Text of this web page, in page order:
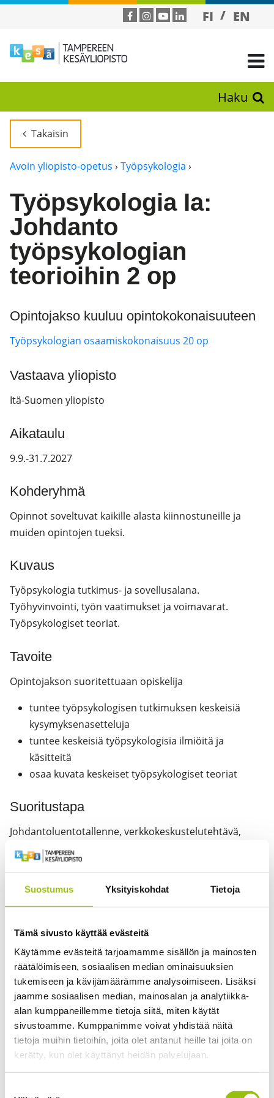
Suostumus Yksityiskohdat Tietoja
Tämä sivusto käyttää evästeitä
Käytämme evästeitä tarjoamamme sisällön ja mainosten
räätälöimiseen, sosiaalisen median ominaisuuksien
tukemiseen ja kävijämäärämme analysoimiseen. Lisäksi
jaamme sosiaalisen median, mainosalan ja analytiikka-
alan kumppaneillemme tietoja siitä, miten käytät
sivustoamme. Kumppanimme voivat yhdistää näitä
tietoja muihin tietoihin, joita olet antanut heille tai joita on
kerätty, kun olet käyttänyt heidän palvelujaan.
FI EN
Haku
Takaisin
Avoin yliopisto-opetus › Työpsykologia ›
Työpsykologia Ia:
Johdanto
työpsykologian
teorioihin 2 op
Opintojakso kuuluu opintokokonaisuuteen
Työpsykologian osaamiskokonaisuus 20 op
Vastaava yliopisto
Itä-Suomen yliopisto
Aikataulu
9.9.-31.7.2027
Kohderyhmä
Opinnot soveltuvat kaikille alasta kiinnostuneille ja
muiden opintojen tueksi.
Kuvaus
Työpsykologia tutkimus- ja sovellusalana.
Työhyvinvointi, työn vaatimukset ja voimavarat.
Työpsykologiset teoriat.
Tavoite
Opintojakson suoritettuaan opiskelija
tuntee työpsykologisen tutkimuksen keskeisiä
kysymyksenasetteluja
tuntee keskeisiä työpsykologisia ilmiöitä ja
käsitteitä
osaa kuvata keskeiset työpsykologiset teoriat
Suoritustapa
Johdantoluentotallenne, verkkokeskustelutehtävä,
kirjallisuuteen perehtyminen ja verkkotentti
(monivalinta)
Vastuuopettaja
Kirjallisuus
Mäkikangas, A., Mauno, S. & Feldt, T. (2017). Tykkää
työstä: Työhyvinvoinnin psykologiset perusteet (luvut
1-2). PS-Kustannus. (löytyy e-kirjana UEF kirjastosta)
Peeters, M., De Jonge, J. & Taris, T. (toim.) (2024). An
introduction to contemporary work psychology (luvut
B, C, D). John Wiley & Sons. (löytyy e-kirjana UEF